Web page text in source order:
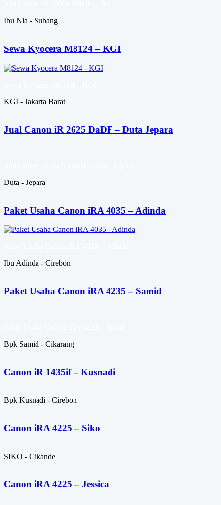
Ibu Nia - Subang
Sewa Kyocera M8124 – KGI
KGI - Jakarta Barat
Jual Canon iR 2625 DaDF – Duta Jepara
Duta - Jepara
Paket Usaha Canon iRA 4035 – Adinda
Ibu Adinda - Cirebon
Paket Usaha Canon iRA 4235 – Samid
Bpk Samid - Cikarang
Canon iR 1435if – Kusnadi
Bpk Kusnadi - Cirebon
Canon iRA 4225 – Siko
SIKO - Cikande
Canon iRA 4225 – Jessica